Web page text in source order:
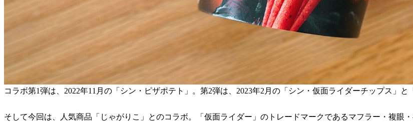
コラボ第1弾は、2022年11月の「シン・ピザポテト」。第2弾は、2023年2月の「シン・仮面ライダーチップス」と
そして今回は、人気商品「じゃがりこ」とのコラボ。「仮面ライダー」のトレードマークであるマフラー・複眼